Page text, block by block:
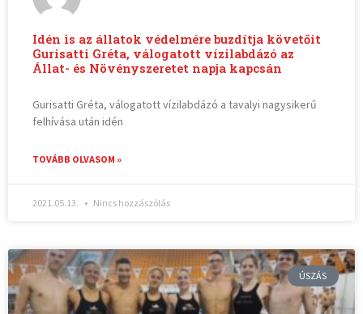
Idén is az állatok védelmére buzdítja követőit
Gurisatti Gréta, válogatott vízilabdázó az
Állat- és Növényszeretet napja kapcsán
Gurisatti Gréta, válogatott vízilabdázó a tavalyi nagysikerű
felhívása után idén
TOVÁBB OLVASOM »
2021.05.13. Nincs hozzászólás
ÚSZÁS